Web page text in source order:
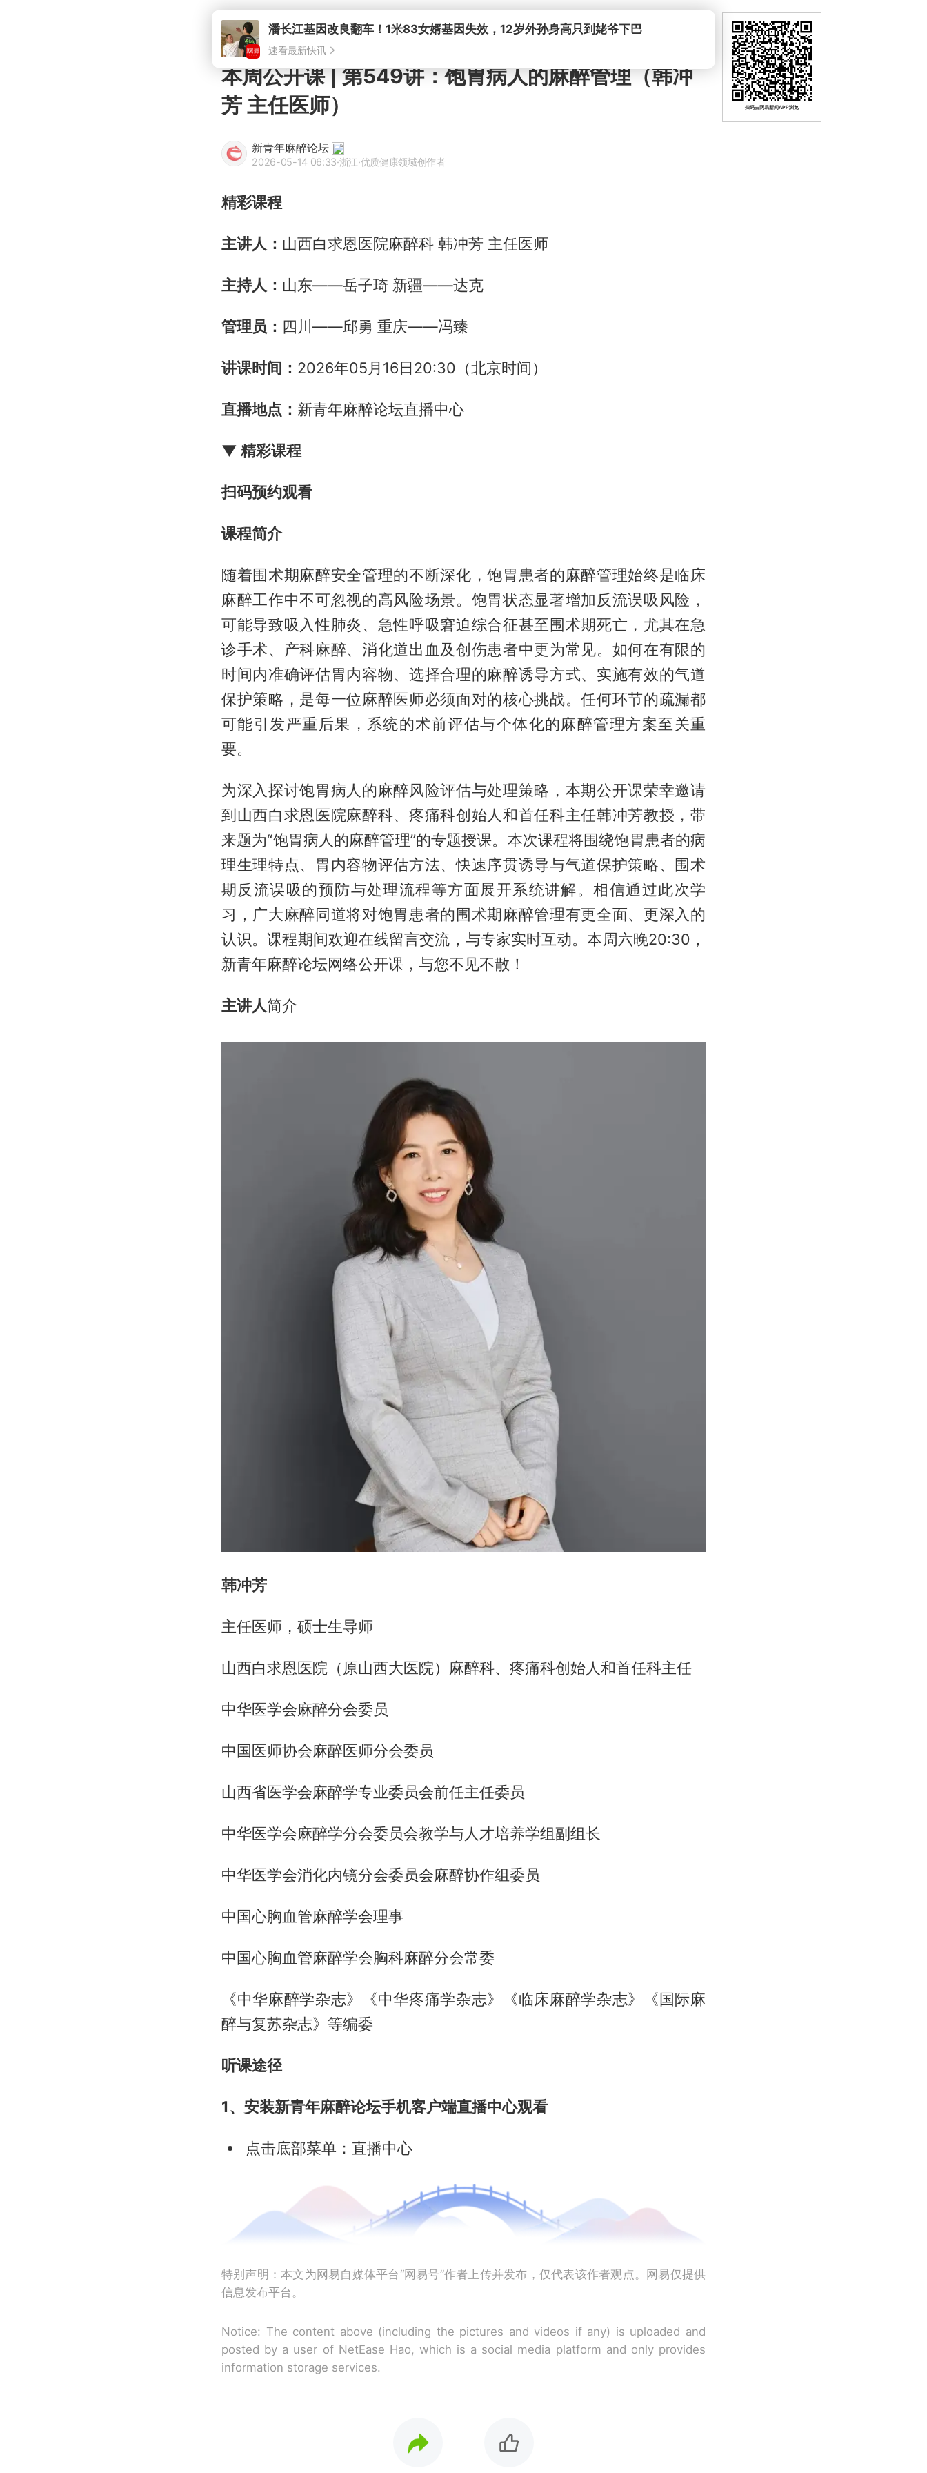
潘长江基因改良翻车！1米83女婿基因失效，12岁外孙身高只到姥爷下巴
速看最新快讯
本周公开课 | 第549讲：饱胃病人的麻醉管理（韩冲
芳 主任医师）
新青年麻醉论坛
2026-05-14 06:33·浙江·优质健康领域创作者
精彩课程
主讲人： 山西白求恩医院麻醉科 韩冲芳 主任医师
主持人： 山东——岳子琦 新疆——达克
管理员： 四川——邱勇 重庆——冯臻
讲课时间： 2026年05月16日20:30（北京时间）
直播地点： 新青年麻醉论坛直播中心
▼ 精彩课程
扫码预约观看
课程简介
随着围术期麻醉安全管理的不断深化，饱胃患者的麻醉管理始终是临床
麻醉工作中不可忽视的高风险场景。饱胃状态显著增加反流误吸风险，
可能导致吸入性肺炎、急性呼吸窘迫综合征甚至围术期死亡，尤其在急
诊手术、产科麻醉、消化道出血及创伤患者中更为常见。如何在有限的
时间内准确评估胃内容物、选择合理的麻醉诱导方式、实施有效的气道
保护策略，是每一位麻醉医师必须面对的核心挑战。任何环节的疏漏都
可能引发严重后果，系统的术前评估与个体化的麻醉管理方案至关重
要。
为深入探讨饱胃病人的麻醉风险评估与处理策略，本期公开课荣幸邀请
到山西白求恩医院麻醉科、疼痛科创始人和首任科主任韩冲芳教授，带
来题为“饱胃病人的麻醉管理”的专题授课。本次课程将围绕饱胃患者的病
理生理特点、胃内容物评估方法、快速序贯诱导与气道保护策略、围术
期反流误吸的预防与处理流程等方面展开系统讲解。相信通过此次学
习，广大麻醉同道将对饱胃患者的围术期麻醉管理有更全面、更深入的
认识。课程期间欢迎在线留言交流，与专家实时互动。本周六晚20:30，
新青年麻醉论坛网络公开课，与您不见不散！
主讲人简介
韩冲芳
主任医师，硕士生导师
山西白求恩医院（原山西大医院）麻醉科、疼痛科创始人和首任科主任
中华医学会麻醉分会委员
中国医师协会麻醉医师分会委员
山西省医学会麻醉学专业委员会前任主任委员
中华医学会麻醉学分会委员会教学与人才培养学组副组长
中华医学会消化内镜分会委员会麻醉协作组委员
中国心胸血管麻醉学会理事
中国心胸血管麻醉学会胸科麻醉分会常委
《中华麻醉学杂志》《中华疼痛学杂志》《临床麻醉学杂志》《国际麻
醉与复苏杂志》等编委
听课途径
1、安装新青年麻醉论坛手机客户端直播中心观看
点击底部菜单：直播中心
特别声明：本文为网易自媒体平台“网易号”作者上传并发布，仅代表该作者观点。网易仅提供
信息发布平台。
Notice: The content above (including the pictures and videos if any) is uploaded and
posted by a user of NetEase Hao, which is a social media platform and only provides
information storage services.
扫码去网易新闻APP浏览